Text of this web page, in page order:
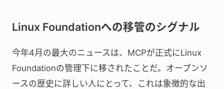
Linux Foundationへの移管のシグナル
今年4月の最大のニュースは、MCPが正式にLinux
Foundationの管理下に移されたことだ。オープンソ
ースの歴史に詳しい人にとって、これは象徴的な出